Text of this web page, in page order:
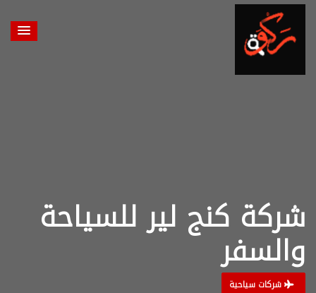
شركة كنج لير للسياحة
والسفر
شركات سياحية